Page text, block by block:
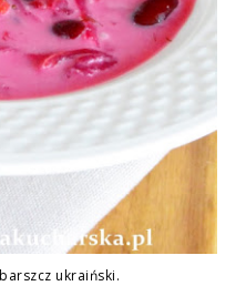
ukraiński.